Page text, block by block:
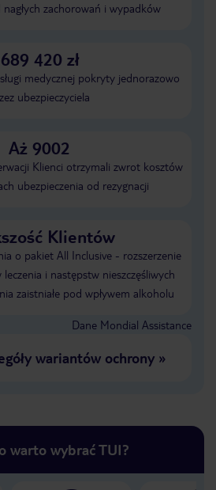
zachorowań i wypadków
689 420 zł
medycznej pokryty jednorazowo
ubezpieczyciela
Aż 9002
Klienci otrzymali zwrot kosztów
ubezpieczenia od rezygnacji
Klientów
o pakiet All Inclusive - rozszerzenie
i następstw nieszczęśliwych
zaistniałe pod wpływem alkoholu
Dane Mondial Assistance
wariantów ochrony»
warto wybrać TUI?